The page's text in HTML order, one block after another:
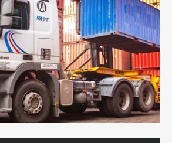
индивидуально
на специальном
быстро, качественно и
компания поможет
в порт и из порта
на контейнеровозе,
(открытых кузовах),
крепления.